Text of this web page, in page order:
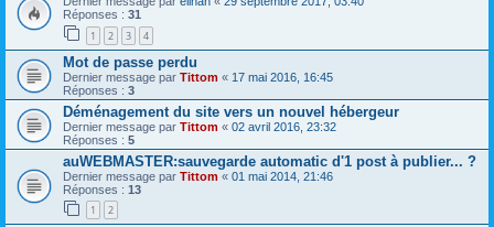
Réponses : 31
1 2 3 4
Mot de passe perdu
Dernier message par Tittom « 17 mai 2016, 16:45
Réponses : 3
Déménagement du site vers un nouvel hébergeur
Dernier message par Tittom « 02 avril 2016, 23:32
Réponses : 5
auWEBMASTER:sauvegarde automatic d'1 post à publier... ?
Dernier message par Tittom « 01 mai 2014, 21:46
Réponses : 13
1 2